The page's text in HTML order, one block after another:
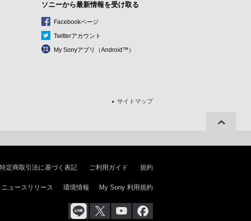
ソニーから最新情報を受け取る
Facebookページ
Twitterアカウント
My Sonyアプリ（Android™）
サイトマップ
特定商取引法に基づく表記 ご利用ガイド 規約
ニュースリリース 環境情報 My Sony 利用規約